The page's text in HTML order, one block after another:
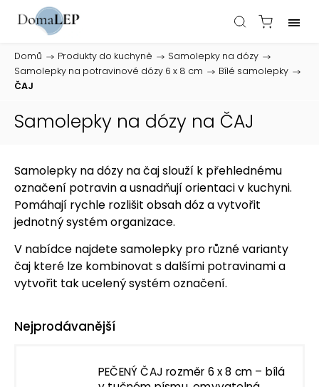
Domů / Produkty do kuchyně / Samolepky na dózy /
Samolepky na potravinové dózy 6 x 8 cm / Bílé samolepky /
ČAJ
Samolepky na dózy na ČAJ
Samolepky na dózy na čaj slouží k přehlednému
označení potravin a usnadňují orientaci v kuchyni.
Pomáhají rychle rozlišit obsah dóz a vytvořit
jednotný systém organizace.
V nabídce najdete samolepky pro různé varianty
čaj které lze kombinovat s dalšími potravinami a
vytvořit tak ucelený systém označení.
Nejprodávanější
PEČENÝ ČAJ rozměr 6 x 8 cm – bílá